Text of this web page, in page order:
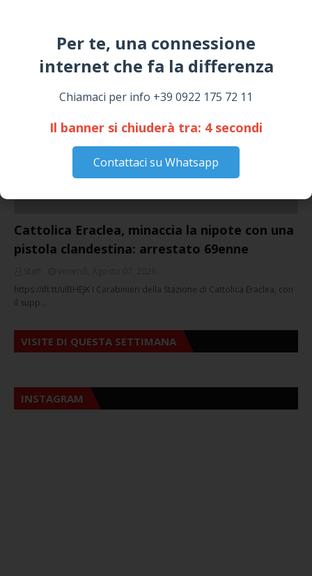
Per te, una connessione
internet che fa la differenza​
Chiamaci per info +39 0922 175 72 11
Il banner si chiuderà tra: 3secondi
Contattaci su Whatsapp
SICULIANA PER I FESTEGGIAMENTI DI SAN
GIUSEPPE
March 16, 2026
Cattolica Eraclea, minaccia la nipote con una
pistola clandestina: arrestato 69enne
https://ift.tt/ulBHEJK I Carabinieri della Stazione di Cattolica Eraclea, con
il supp…
VISITE DI QUESTA SETTIMANA
INSTAGRAM